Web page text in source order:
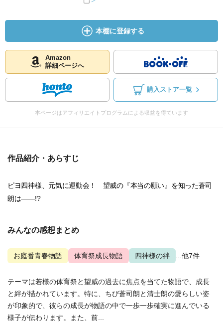
本棚に登録する
Amazon
詳細ページへ
購入ストア一覧
本ページはアフィリエイトプログラムによる収益を得ています
作品紹介・あらすじ
ピヨ四神様、元気に運動会！ 望威の『本当の願い』を知った蒼司
朗は――!?
みんなの感想まとめ
お庭番青春物語 体育祭成長物語 四神様の絆 ...他7件
テーマは若様の体育祭と望威の過去に焦点を当てた物語で、成長
と絆が描かれています。特に、ちび蒼司朗と清士朗の愛らしい姿
が印象的で、彼らの成長が物語の中で一歩一歩確実に進んでいる
様子が伝わります。また、前...